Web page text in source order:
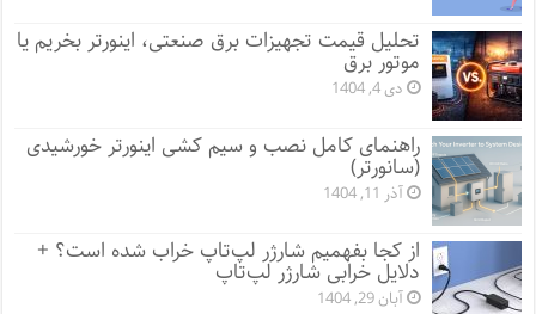
تحلیل قیمت تجهیزات برق صنعتی، اینورتر بخریم یا
موتور برق
دی 4, 1404
راهنمای کامل نصب و سیم کشی اینورتر خورشیدی
(سانورتر)
آذر 11, 1404
از کجا بفهمیم شارژر لپ‌تاپ خراب شده است؟ +
دلایل خرابی شارژر لپ‌تاپ
آبان 29, 1404